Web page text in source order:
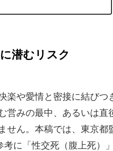
潜むリスク
楽や愛情と密接に結びつ
営みの最中、あるいは直
せん。本稿では、東京都
に「性交死（腹上死）